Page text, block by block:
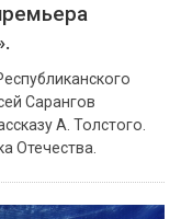
Сарангов
А. Толстого.
Отечества.